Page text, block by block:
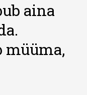
aina
müüma,